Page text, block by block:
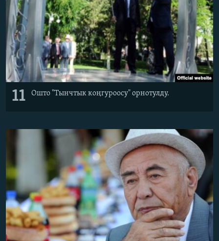
11 Ошто "Тынчтык коңгуроосу" орнотулду.